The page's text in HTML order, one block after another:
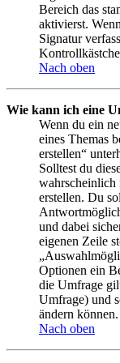
Bereich das
aktivierst.
Signatur
Nach oben
Wie kann ich eine
Wenn du ein
eines Themas
erstellen“
Solltest du
wahrscheinlich
erstellen. Du
und dabei
eigenen Zeile
Optionen ein
die Umfrage
Umfrage) und
ändern können.
Nach oben